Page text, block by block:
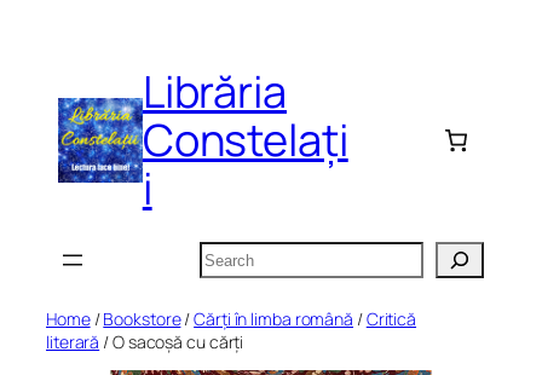
Librăria
Constelați
i
Search
Home/Bookstore/Cărți în limba română /Critică
literară / O sacoșă cu cărți